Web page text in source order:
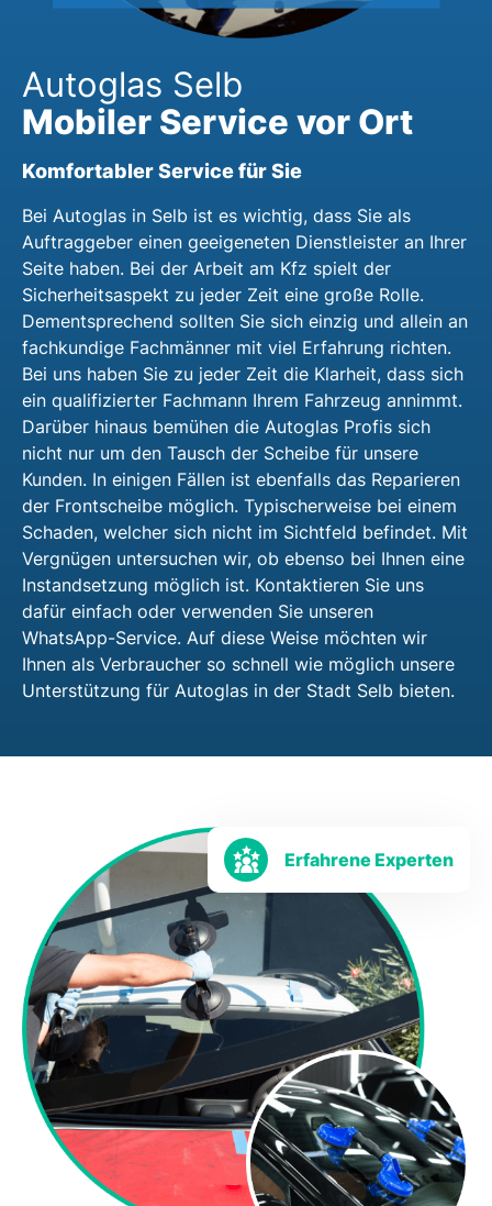
Autoglas Selb
Mobiler Service vor Ort
Komfortabler Service für Sie
Bei Autoglas in Selb ist es wichtig, dass Sie als
Auftraggeber einen geeigeneten Dienstleister an Ihrer
Seite haben. Bei der Arbeit am Kfz spielt der
Sicherheitsaspekt zu jeder Zeit eine große Rolle.
Dementsprechend sollten Sie sich einzig und allein an
fachkundige Fachmänner mit viel Erfahrung richten.
Bei uns haben Sie zu jeder Zeit die Klarheit, dass sich
ein qualifizierter Fachmann Ihrem Fahrzeug annimmt.
Darüber hinaus bemühen die Autoglas Profis sich
nicht nur um den Tausch der Scheibe für unsere
Kunden. In einigen Fällen ist ebenfalls das Reparieren
der Frontscheibe möglich. Typischerweise bei einem
Schaden, welcher sich nicht im Sichtfeld befindet. Mit
Vergnügen untersuchen wir, ob ebenso bei Ihnen eine
Instandsetzung möglich ist. Kontaktieren Sie uns
dafür einfach oder verwenden Sie unseren
WhatsApp-Service. Auf diese Weise möchten wir
Ihnen als Verbraucher so schnell wie möglich unsere
Unterstützung für Autoglas in der Stadt Selb bieten.
Erfahrene Experten